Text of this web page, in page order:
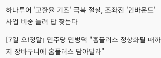
하나투어 '고환율 기조' 극복 절실, 조좌진 '인바운드'
사업 비중 늘려 답 찾는다
[7일 오!정말] 민주당 민병덕 "홈플러스 정상화될 때까
지 장바구니에 홈플러스 담아달라"